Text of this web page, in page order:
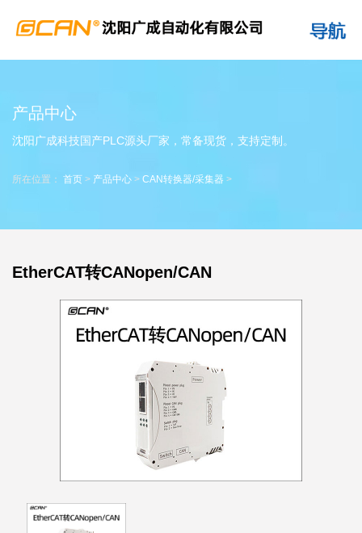
产品中心
沈阳广成科技国产PLC源头厂家，常备现货，支持定制。
所在位置： 首页 > 产品中心 > CAN转换器/采集器 >
EtherCAT转CANopen/CAN